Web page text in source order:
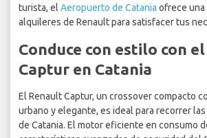
turista, el Aeropuerto de Catania ofrece una
alquileres de Renault para satisfacer tus
Conduce con estilo con
Captur en Catania
El Renault Captur, un crossover compacto
urbano y elegante, es ideal para recorrer
de Catania. El motor eficiente en consumo